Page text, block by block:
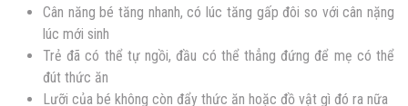
Cân năng bé tăng nhanh, có lúc tăng gấp đôi so với cân nặng
lúc mới sinh
Trẻ đã có thể tự ngồi, đầu có thể thẳng đứng để mẹ có thể
đút thức ăn
Lưỡi của bé không còn đẩy thức ăn hoặc đồ vật gì đó ra nữa